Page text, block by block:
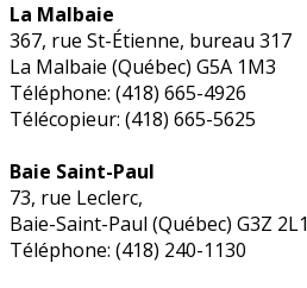
La Malbaie
367, rue St-Étienne, bureau 317
La Malbaie (Québec) G5A 1M3
Téléphone: (418) 665-4926
Télécopieur: (418) 665-5625
Baie Saint-Paul
73, rue Leclerc,
Baie-Saint-Paul (Québec) G3Z 2L1
Téléphone: (418) 240-1130